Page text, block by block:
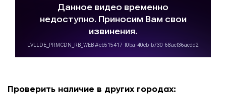
Проверить наличие в других городах: